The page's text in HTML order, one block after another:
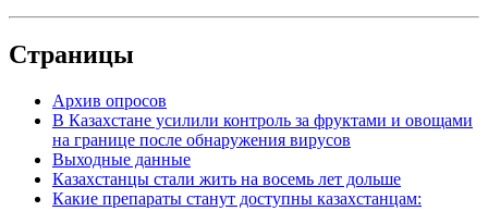
Страницы
Архив опросов
В Казахстане усилили контроль за фруктами и овощами
на границе после обнаружения вирусов
Выходные данные
Казахстанцы стали жить на восемь лет дольше
Какие препараты станут доступны казахстанцам: